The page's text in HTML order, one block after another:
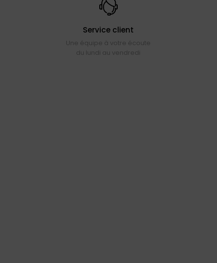
Service client
Une équipe à votre écoute
du lundi au vendredi